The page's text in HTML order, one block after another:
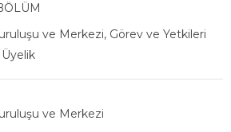
ve Merkezi, Görev ve Yetkileri
ve Merkezi